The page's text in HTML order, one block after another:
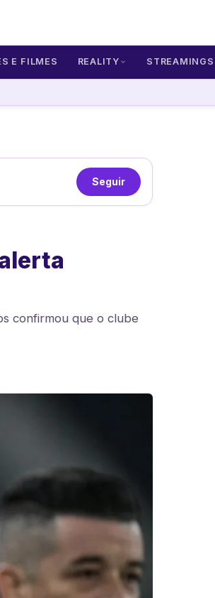
E FILMES REALITY STREAMINGS
Seguir
confirmou que o clube